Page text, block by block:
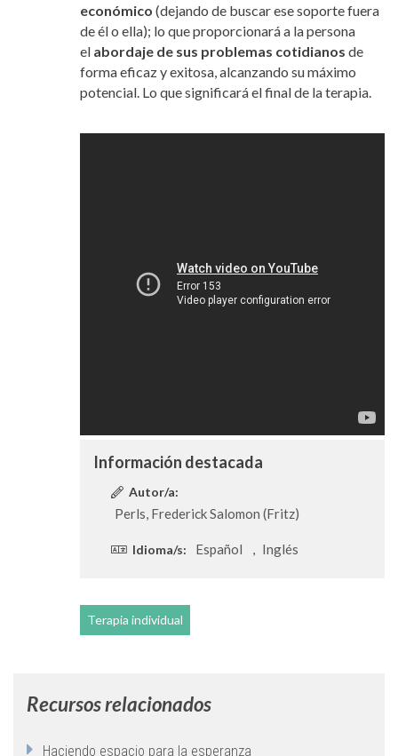
económico (dejando de buscar ese soporte fuera
de él o ella); lo que proporcionará a la persona
el abordaje de sus problemas cotidianos de
forma eficaz y exitosa, alcanzando su máximo
potencial. Lo que significará el final de la terapia.
Información destacada
Autor/a:
Perls, Frederick Salomon (Fritz)
Idioma/s: Español , Inglés
Terapia individual
Recursos relacionados
Haciendo espacio para la esperanza